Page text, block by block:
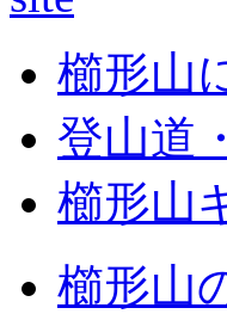
櫛形山
登山道
櫛形山
櫛形山